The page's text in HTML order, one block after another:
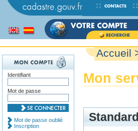
Accueil
Mon
Identifiant
Mot de passe
Mot de passe oublié
Inscription